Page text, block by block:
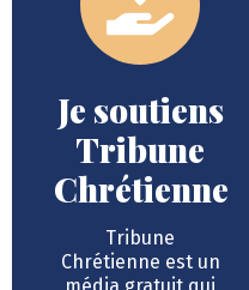
Je soutiens
Tribune
Chrétienne
Tribune
Chrétienne est un